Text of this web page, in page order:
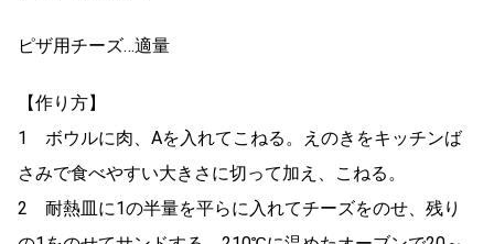
ピザ用チーズ…適量
【作り方】
1 ボウルに肉、Aを入れてこねる。えのきをキッチンば
さみで食べやすい大きさに切って加え、こねる。
2 耐熱皿に1の半量を平らに入れてチーズをのせ、残り